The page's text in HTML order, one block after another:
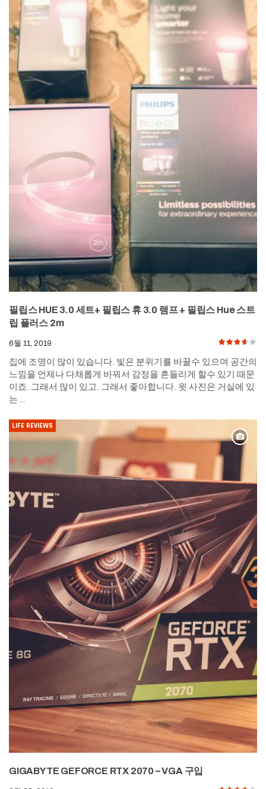
필립스 HUE 3.0 세트+ 필립스 휴 3.0 램프 + 필립스 Hue 스트
립 플러스 2m
6월 11, 2019
집에 조명이 많이 있습니다. 빛은 분위기를 바꿀수 있으며 공간의
느낌을 언제나 다채롭게 바꿔서 감정을 흔들리게 할수 있기 때문
이죠. 그래서 많이 있고. 그래서 좋아합니다. 윗 사진은 거실에 있
는…
LIFE REVIEWS
GIGABYTE GEFORCE RTX 2070 – VGA 구입